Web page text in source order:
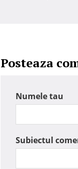
Posteaza
Numele tau
Subiectul